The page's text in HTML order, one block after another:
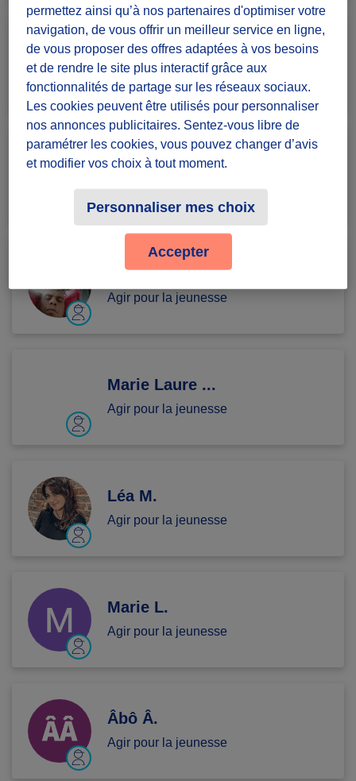
BIG B.
Agir pour la jeunesse
stephanie U.
Agir pour la jeunesse
Jeremy G.
Agir pour la jeunesse
Marie Laure ...
Agir pour la jeunesse
Léa M.
Agir pour la jeunesse
Marie L.
Agir pour la jeunesse
Âbô Â.
Agir pour la jeunesse
permettez ainsi qu’à nos partenaires d'optimiser votre
navigation, de vous offrir un meilleur service en ligne,
de vous proposer des offres adaptées à vos besoins
et de rendre le site plus interactif grâce aux
fonctionnalités de partage sur les réseaux sociaux.
Les cookies peuvent être utilisés pour personnaliser
nos annonces publicitaires. Sentez-vous libre de
paramétrer les cookies, vous pouvez changer d’avis
et modifier vos choix à tout moment.
Personnaliser mes choix
Accepter